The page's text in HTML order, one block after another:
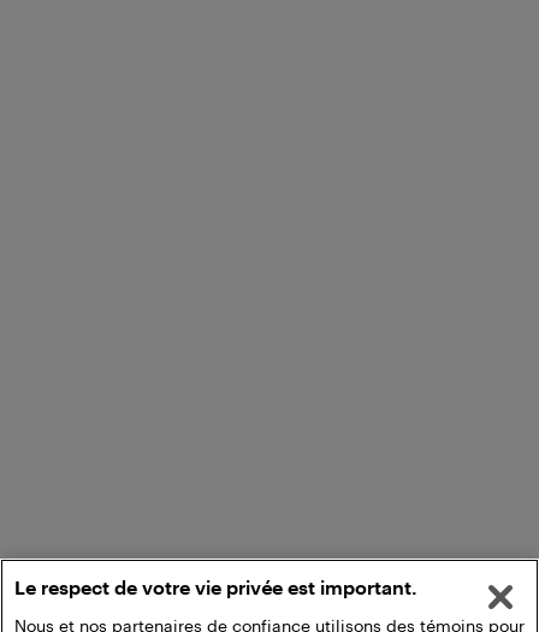
Le respect de votre vie privée est important.
Nous et nos partenaires de confiance utilisons des témoins pour